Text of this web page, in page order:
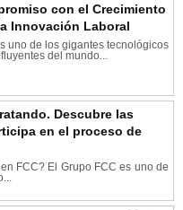
con el Crecimiento
Innovación Laboral
uno de los gigantes tecnológicos
del mundo...
Descubre las
en el proceso de
FCC? El Grupo FCC es uno de